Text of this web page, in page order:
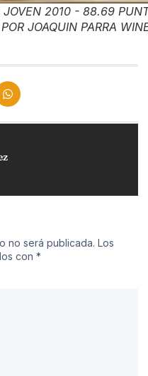
JOVEN 2010 - 88.69
JOAQUIN PARRA
no será publicada. Los
con *